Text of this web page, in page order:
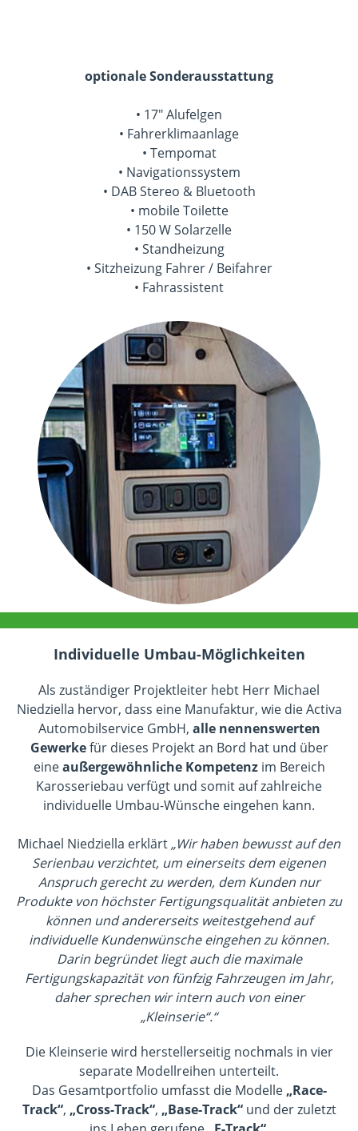
optionale Sonderausstattung
• 17" Alufelgen
• Fahrerklimaanlage
• Tempomat
• Navigationssystem
• DAB Stereo & Bluetooth
• mobile Toilette
• 150 W Solarzelle
• Standheizung
• Sitzheizung Fahrer / Beifahrer
• Fahrassistent
Individuelle Umbau-Möglichkeiten
Als zuständiger Projektleiter hebt Herr Michael
Niedziella hervor, dass eine Manufaktur, wie die Activa
Automobilservice GmbH, alle nennenswerten
Gewerkefür dieses Projekt an Bord hat und über
eineaußergewöhnliche Kompetenzim Bereich
Karosseriebau verfügt und somit auf zahlreiche
individuelle Umbau-Wünsche eingehen kann.
Michael Niedziella erklärt„Wir haben bewusst auf den
Serienbau verzichtet, um einerseits dem eigenen
Anspruch gerecht zu werden, dem Kunden nur
Produkte von höchster Fertigungsqualität anbieten zu
können und andererseits weitestgehend auf
individuelle Kundenwünsche eingehen zu können.
Darin begründet liegt auch die maximale
Fertigungskapazität von fünfzig Fahrzeugen im Jahr,
daher sprechen wir intern auch von einer
„Kleinserie“.“
Die Kleinserie wird herstellerseitig nochmals in vier
separate Modellreihen unterteilt.
Das Gesamtportfolio umfasst die Modelle „Race-
Track“, „Cross-Track“, „Base-Track“und der zuletzt